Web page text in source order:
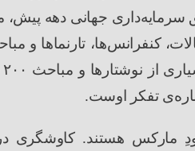
سرمایهداری جهانی دهه پیش،
کنفرانسها، تارنماها و
از نوشتارها و مباحث ۲۰۰
ی تفکر اوست.
مارکس هستند. کاوشگری